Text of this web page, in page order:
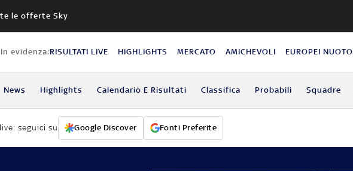
le offerte Sky
In evidenza:RISULTATI LIVE HIGHLIGHTS MERCATO AMICHEVOLI EUROPEI NUOTO
News Highlights Calendario E Risultati Classifica Probabili Squadre
seguici su Google Discover Fonti Preferite